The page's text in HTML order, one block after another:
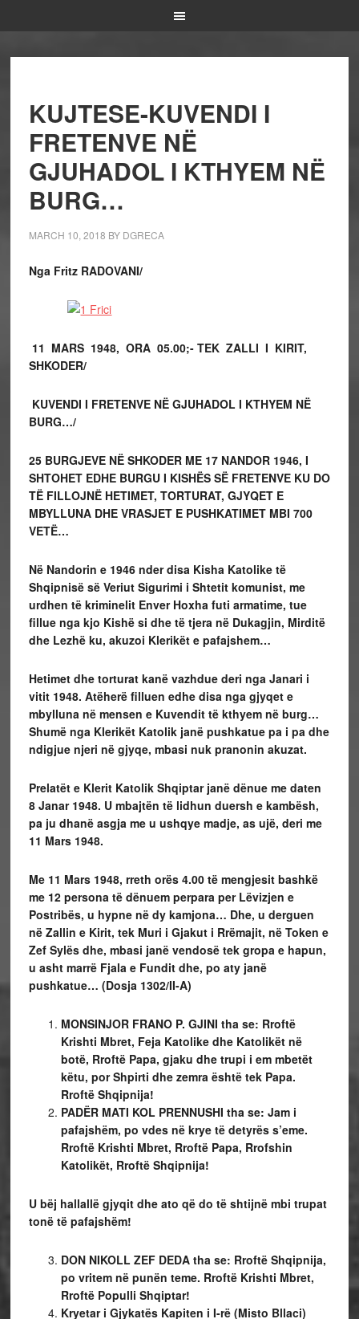
KUJTESE-KUVENDI I
FRETENVE NË
GJUHADOL I KTHYEM NË
BURG…
MARCH 10, 2018 BY DGRECA
Nga Fritz RADOVANI/
11 MARS 1948, ORA 05.00;- TEK ZALLI I KIRIT,
SHKODER/
KUVENDI I FRETENVE NË GJUHADOL I KTHYEM NË
BURG…/
25 BURGJEVE NË SHKODER ME 17 NANDOR 1946, I
SHTOHET EDHE BURGU I KISHËS SË FRETENVE KU DO
TË FILLOJNË HETIMET, TORTURAT, GJYQET E
MBYLLUNA DHE VRASJET E PUSHKATIMET MBI 700
VETË…
Në Nandorin e 1946 nder disa Kisha Katolike të
Shqipnisë së Veriut Sigurimi i Shtetit komunist, me
urdhen të kriminelit Enver Hoxha futi armatime, tue
fillue nga kjo Kishë si dhe të tjera në Dukagjin, Mirditë
dhe Lezhë ku, akuzoi Klerikët e pafajshem…
Hetimet dhe torturat kanë vazhdue deri nga Janari i
vitit 1948. Atëherë filluen edhe disa nga gjyqet e
mbylluna në mensen e Kuvendit të kthyem në burg…
Shumë nga Klerikët Katolik janë pushkatue pa i pa dhe
ndigjue njeri në gjyqe, mbasi nuk pranonin akuzat.
Prelatët e Klerit Katolik Shqiptar janë dënue me daten
8 Janar 1948. U mbajtën të lidhun duersh e kambësh,
pa ju dhanë asgja me u ushqye madje, as ujë, deri me
11 Mars 1948.
Me 11 Mars 1948, rreth orës 4.00 të mengjesit bashkë
me 12 persona të dënuem perpara per Lëvizjen e
Postribës, u hypne në dy kamjona… Dhe, u derguen
në Zallin e Kirit, tek Muri i Gjakut i Rrëmajit, në Token e
Zef Sylës dhe, mbasi janë vendosë tek gropa e hapun,
u asht marrë Fjala e Fundit dhe, po aty janë
pushkatue… (Dosja 1302/II-A)
MONSINJOR FRANO P. GJINI tha se: Rroftë
Krishti Mbret, Feja Katolike dhe Katolikët në
botë, Rroftë Papa, gjaku dhe trupi i em mbetët
këtu, por Shpirti dhe zemra është tek Papa.
Rroftë Shqipnija!
PADËR MATI KOL PRENNUSHI tha se: Jam i
pafajshëm, po vdes në krye të detyrës s’eme.
Rroftë Krishti Mbret, Rroftë Papa, Rrofshin
Katolikët, Rroftë Shqipnija!
U bëj hallallë gjyqit dhe ato që do të shtijnë mbi trupat
tonë të pafajshëm!
DON NIKOLL ZEF DEDA tha se: Rroftë Shqipnija,
po vritem në punën teme. Rroftë Krishti Mbret,
Rroftë Populli Shqiptar!
Kryetar i Gjykatës Kapiten i I-rë (Misto Bllaci)